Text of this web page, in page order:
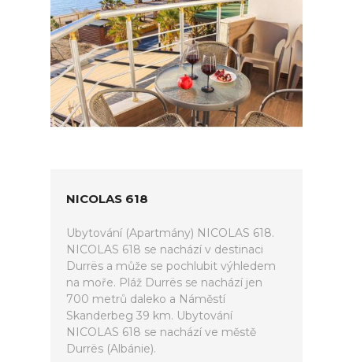
NICOLAS 618
Ubytování (Apartmány) NICOLAS 618.
NICOLAS 618 se nachází v destinaci
Durrës a může se pochlubit výhledem
na moře. Pláž Durrës se nachází jen
700 metrů daleko a Náměstí
Skanderbeg 39 km. Ubytování
NICOLAS 618 se nachází ve městě
Durrës (Albánie).